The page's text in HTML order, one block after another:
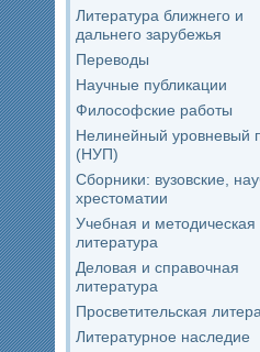
Литература ближнего и
дальнего зарубежья
Переводы
Научные публикации
Философские работы
Нелинейный уровневый
(НУП)
Сборники: вузовские,
хрестоматии
Учебная и методическая
литература
Деловая и справочная
литература
Просветительская
Литературное наследие